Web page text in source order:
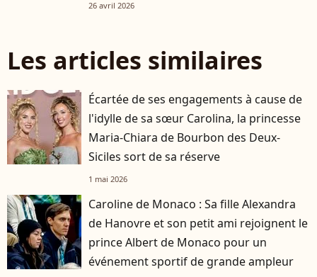
26 avril 2026
Les articles similaires
Écartée de ses engagements à cause de
l'idylle de sa sœur Carolina, la princesse
Maria-Chiara de Bourbon des Deux-
Siciles sort de sa réserve
1 mai 2026
Caroline de Monaco : Sa fille Alexandra
de Hanovre et son petit ami rejoignent le
prince Albert de Monaco pour un
événement sportif de grande ampleur